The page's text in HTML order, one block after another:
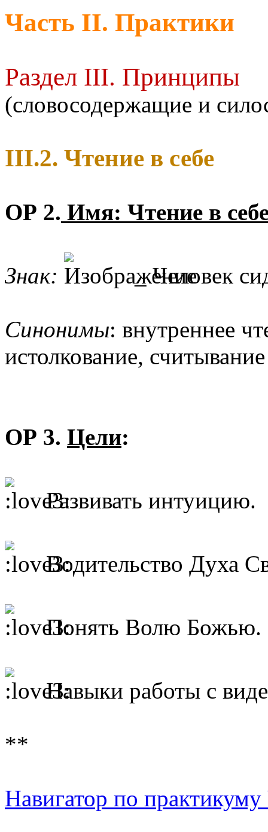
Часть II. Практики
Раздел III. Принципы
(словосодержащие и
III.2. Чтение в себе
ОР 2. Имя: Чтение в
Знак: _ Человек
Синонимы: внутреннее
истолкование,
ОР 3. Цели:
Развивать интуицию.
Водительство Духа
Понять Волю Божью.
Навыки работы с
**
Навигатор по